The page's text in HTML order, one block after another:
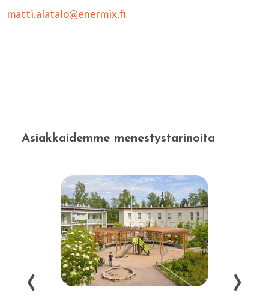
matti.alatalo@enermix.fi
Asiakkaidemme menestystarinoita
‹ ›